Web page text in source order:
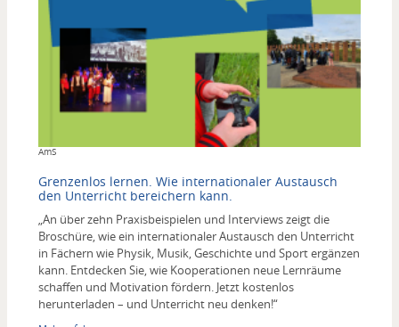
Copyright
AmS
Grenzenlos lernen. Wie internationaler Austausch
den Unterricht bereichern kann.
„An über zehn Praxisbeispielen und Interviews zeigt die
Broschüre, wie ein internationaler Austausch den Unterricht
in Fächern wie Physik, Musik, Geschichte und Sport ergänzen
kann. Entdecken Sie, wie Kooperationen neue Lernräume
schaffen und Motivation fördern. Jetzt kostenlos
herunterladen – und Unterricht neu denken!“